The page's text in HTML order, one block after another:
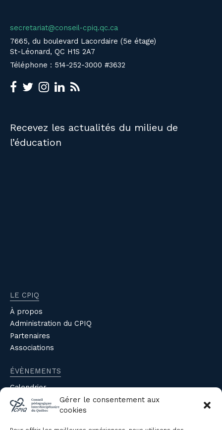
Gérer le consentement aux
cookies
secretariat@conseil-cpiq.qc.ca
7665, du boulevard Lacordaire (5e étage)
St-Léonard, QC H1S 2A7
Téléphone : 514-252-3000 #3632
Recevez les actualités du milieu de
l’éducation
LE CPIQ
À propos
Administration du CPIQ
Partenaires
Associations
ÉVÈNEMENTS
Calendrier
Évènements du CPIQ